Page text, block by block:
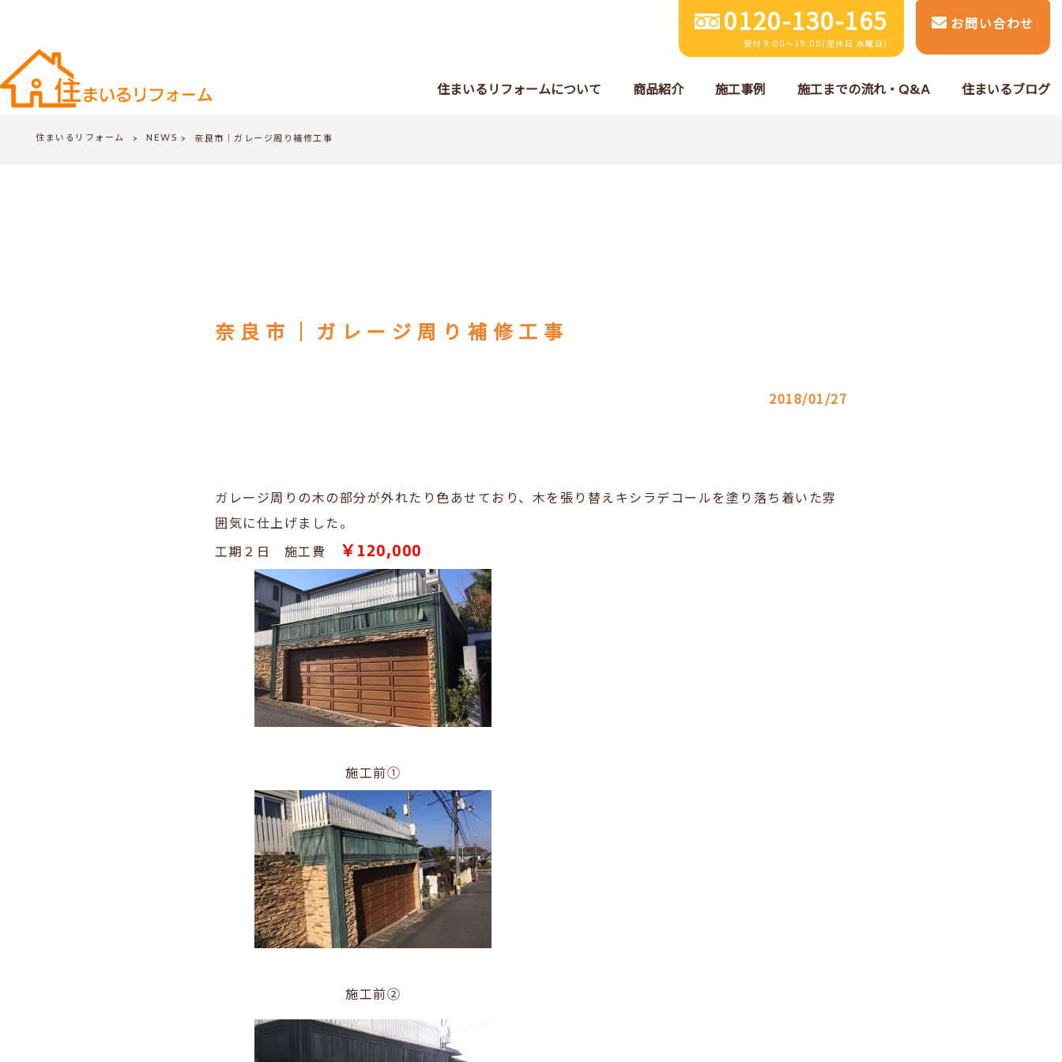
0120-130-165
受付 9:00～19:00(定休日 水曜日)
お問い合わせ
住まいるリフォームについて 商品紹介 施工事例 施工までの流れ・Q&A 住まいるブログ
住まいるリフォーム > NEWS > 奈良市｜ガレージ周り補修工事
奈良市｜ガレージ周り補修工事
2018/01/27
ガレージ周りの木の部分が外れたり色あせており、木を張り替えキシラデコールを塗り落ち着いた雰
囲気に仕上げました。
工期２日 施工費
￥120,000
施工前①
施工前②